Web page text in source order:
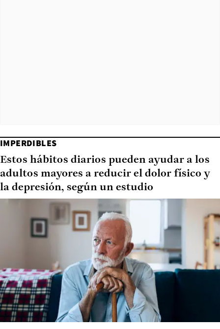
IMPERDIBLES
Estos hábitos diarios pueden ayudar a los
adultos mayores a reducir el dolor físico y
la depresión, según un estudio